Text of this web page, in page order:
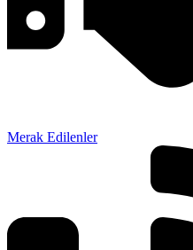
Merak Edilenler